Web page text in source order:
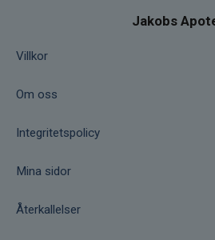
vegetabiliska oljor och
tillgänglig ayurvedisk litteratur.
Jakobs
Villkor
Om oss
Integritetspolicy
Mina sidor
Återkallelser